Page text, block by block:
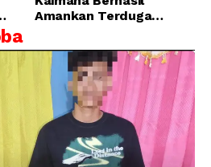
di
Amankan Terduga
Menggunakan Senjata
Tajam